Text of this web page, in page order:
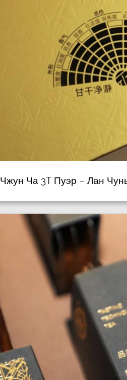
Чжун Ча 3T Пуэр – Лан